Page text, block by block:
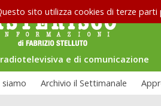
sito utilizza cookies di terze
e di comunicazione
siamo Archivio il Settimanale